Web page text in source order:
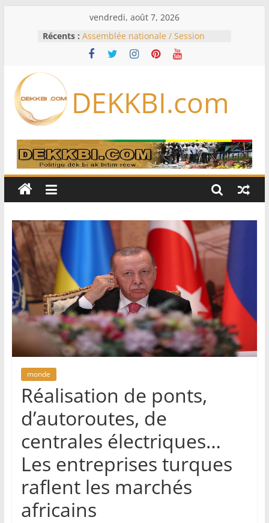
vendredi, août 7, 2026
Récents : Assemblée nationale / Session
extraordinaire: Six commissions
d’enquête à l’ordre du jour ce lundi
Bénin: Patrice Talon élu président
du Sénat, moins de trois mois
Pakistan et la Turquie signent un
accord de défense
RD Congo: Kinshasa interdit les
exportations de cuivre et de cobalt
production
DEKKBI.com
monde
Réalisation de ponts,
d’autoroutes, de
centrales électriques…
Les entreprises turques
raflent les marchés
africains